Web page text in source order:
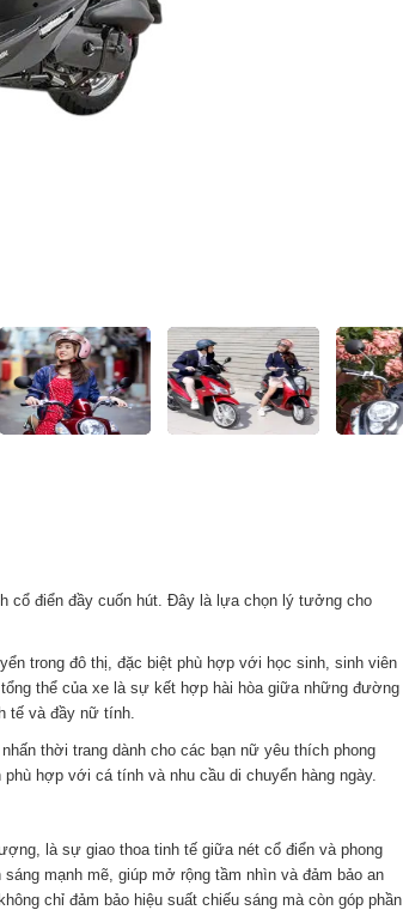
cổ điển đầy cuốn hút. Đây là lựa chọn lý tưởng cho
trong đô thị, đặc biệt phù hợp với học sinh, sinh viên
thể của xe là sự kết hợp hài hòa giữa những đường
tế và đầy nữ tính.
thời trang dành cho các bạn nữ yêu thích phong
hợp với cá tính và nhu cầu di chuyển hàng ngày.
là sự giao thoa tinh tế giữa nét cổ điển và phong
mạnh mẽ, giúp mở rộng tầm nhìn và đảm bảo an
chỉ đảm bảo hiệu suất chiếu sáng mà còn góp phần